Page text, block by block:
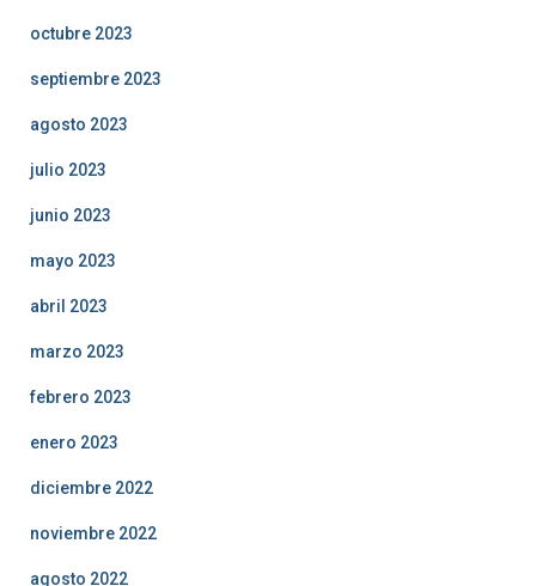
octubre 2023
septiembre 2023
agosto 2023
julio 2023
junio 2023
mayo 2023
abril 2023
marzo 2023
febrero 2023
enero 2023
diciembre 2022
noviembre 2022
agosto 2022